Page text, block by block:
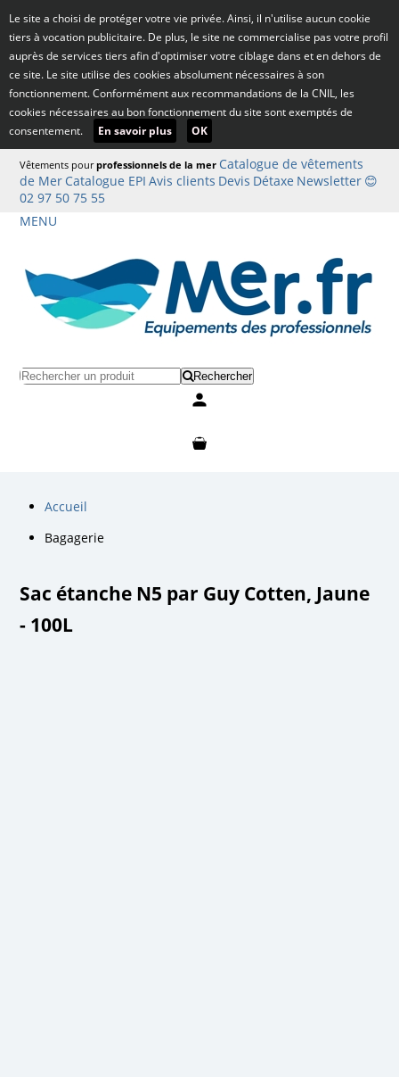
Le site a choisi de protéger votre vie privée. Ainsi, il n'utilise aucun cookie
tiers à vocation publicitaire. De plus, le site ne commercialise pas votre profil
auprès de services tiers afin d'optimiser votre ciblage dans et en dehors de
ce site. Le site utilise des cookies absolument nécessaires à son
fonctionnement. Conformément aux recommandations de la CNIL, les
cookies nécessaires au bon fonctionnement du site sont exemptés de
consentement.
En savoir plus OK
Vêtements pourprofessionnels de la mer Catalogue de vêtements
de Mer Catalogue EPI Avis clients Devis Détaxe Newsletter 😊
02 97 50 75 55
MENU
Rechercher
Accueil
Bagagerie
Sac étanche N5 par Guy Cotten, Jaune
- 100L